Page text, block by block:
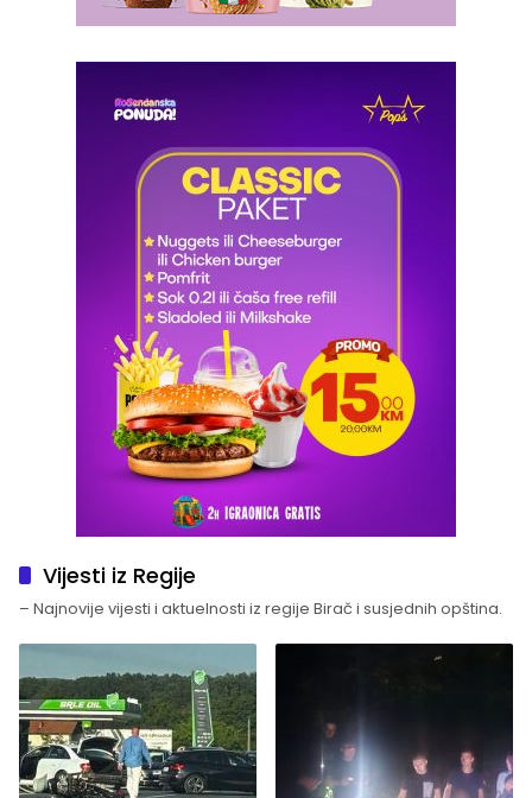
Vijesti iz Regije
– Najnovije vijesti i aktuelnosti iz regije Birač i susjednih opština.